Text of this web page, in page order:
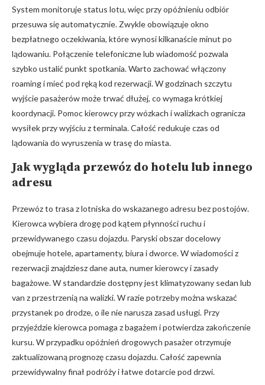
System monitoruje status lotu, więc przy opóźnieniu odbiór
przesuwa się automatycznie. Zwykle obowiązuje okno
bezpłatnego oczekiwania, które wynosi kilkanaście minut po
lądowaniu. Połączenie telefoniczne lub wiadomość pozwala
szybko ustalić punkt spotkania. Warto zachować włączony
roaming i mieć pod ręką kod rezerwacji. W godzinach szczytu
wyjście pasażerów może trwać dłużej, co wymaga krótkiej
koordynacji. Pomoc kierowcy przy wózkach i walizkach ogranicza
wysiłek przy wyjściu z terminala. Całość redukuje czas od
lądowania do wyruszenia w trasę do miasta.
Jak wygląda przewóz do hotelu lub innego
adresu
Przewóz to trasa z lotniska do wskazanego adresu bez postojów.
Kierowca wybiera drogę pod kątem płynności ruchu i
przewidywanego czasu dojazdu. Paryski obszar docelowy
obejmuje hotele, apartamenty, biura i dworce. W wiadomości z
rezerwacji znajdziesz dane auta, numer kierowcy i zasady
bagażowe. W standardzie dostępny jest klimatyzowany sedan lub
van z przestrzenią na walizki. W razie potrzeby można wskazać
przystanek po drodze, o ile nie narusza zasad usługi. Przy
przyjeździe kierowca pomaga z bagażem i potwierdza zakończenie
kursu. W przypadku opóźnień drogowych pasażer otrzymuje
zaktualizowaną prognozę czasu dojazdu. Całość zapewnia
przewidywalny finał podróży i łatwe dotarcie pod drzwi.